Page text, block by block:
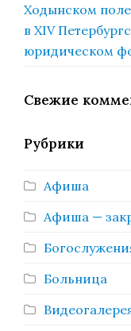
Ходынском
в XIV
юридическом
Свежие
Рубрики
Афиша
Афиша —
Больница